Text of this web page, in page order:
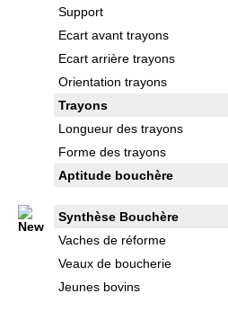
Support
Ecart avant trayons
Ecart arrière trayons
Orientation trayons
Trayons
Longueur des trayons
Forme des trayons
Aptitude bouchère
Synthèse Bouchère
Vaches de réforme
Veaux de boucherie
Jeunes bovins